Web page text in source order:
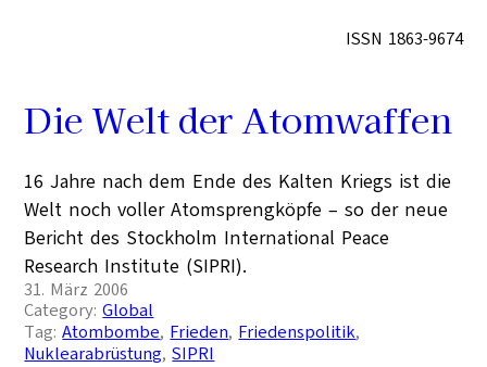
ISSN 1863-9674
Die Welt der Atomwaffen
16 Jahre nach dem Ende des Kalten Kriegs ist die
Welt noch voller Atomsprengköpfe – so der neue
Bericht des Stockholm International Peace
Research Institute (SIPRI).
31. März 2006
Category:Global
Tag:Atombombe, Frieden, Friedenspolitik
Nuklearabrüstung, SIPRI